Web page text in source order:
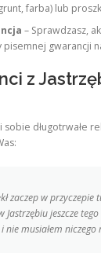
farba) lub
– Sprawdzasz,
gwarancji
z
sobie długotrwałe
zaczep w przyczepie
Jastrzębiu jeszcze
nie musiałem